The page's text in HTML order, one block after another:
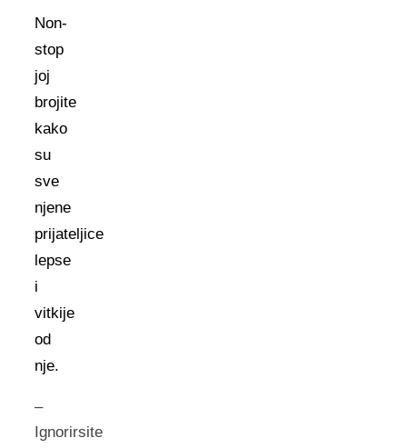
Non-
stop
joj
brojite
kako
su
sve
njene
prijateljice
lepse
i
vitkije
od
nje.
–
Ignorirsite